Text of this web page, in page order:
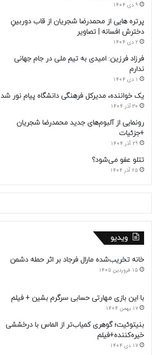
9 دی 1404
پرتره هایی از محمدرضا شجریان از قاب دوربینِ
دخترش افسانه | تصاویر
2 دی 1404
فرزاد فرزین: امیدی به تیم ملی در جام جهانی
ندارم
1 دی 1404
یک خواننده، مدیرکل فرهنگی دانشگاه پیام نور شد
30 آذر 1404
رونمایی از آلبوم‌های جدید محمدرضا شجریان
+جزئیات
29 آذر 1404
تتلو عفو می‌شود؟
25 آذر 1404
ویدیو
خانه تخریب‌شده مارال فرجاد بر اثر حمله دشمن
15 فروردین 1405
با این بازی مهارتی حسابی سرگرم بشین + فیلم
17 بهمن 1404
بنیتوئیت؛ گوهری کمیاب‌تر از الماس با درخششی
خیره‌کننده+فیلم
17 دی 1404